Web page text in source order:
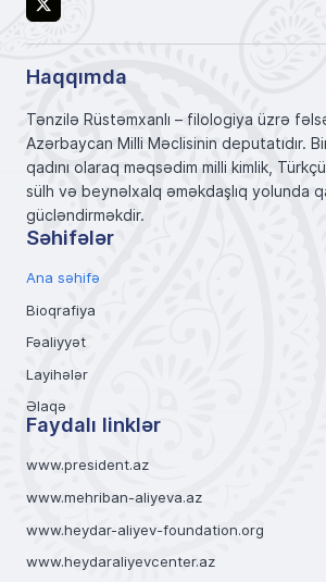
X
Haqqımda
Tənzilə Rüstəmxanlı – filologiya üzrə
Azərbaycan Milli Məclisinin deputatıdır.
qadını olaraq məqsədim milli kimlik,
sülh və beynəlxalq əməkdaşlıq yolunda
gücləndirməkdir.
Səhifələr
Ana səhifə
Bioqrafiya
Fəaliyyət
Layihələr
Əlaqə
Faydalı linklər
www.president.az
www.mehriban-aliyeva.az
www.heydar-aliyev-foundation.org
www.heydaraliyevcenter.az